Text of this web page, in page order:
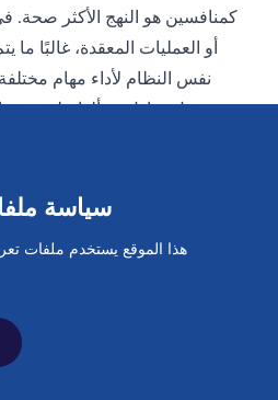
كمنافسين هو النهج الأكثر صحة.
أو العمليات المعقدة، غالبًا ما
نفس النظام لأداء مهام
الدائرة الرئيسية، بينما يمكن
في الختام، يعتمد اختيار
وخصائص السوائل،
للخدمة، بينما تبرز
سياسة
هذا الموقع يستخدم ملفات